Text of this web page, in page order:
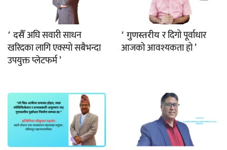
‘ दसैँअघि सवारी साधन
खरिदका लागि एक्स्पो सबैभन्दा
उपयुक्त प्लेटफर्म ’
‘ गुणस्तरीयर दिगो पूर्वाधार
आजको आवश्यकता हो ’